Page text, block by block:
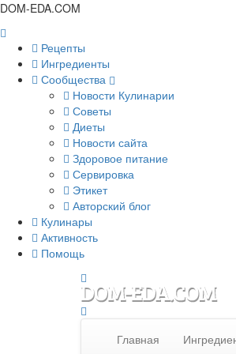
DOM-EDA.COM
Рецепты
Ингредиенты
Сообщества
Новости Кулинарии
Советы
Диеты
Новости сайта
Здоровое питание
Сервировка
Этикет
Авторский блог
Кулинары
Активность
Помощь
Главная